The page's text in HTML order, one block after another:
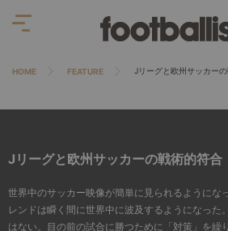
HOME FEATURE Jリーグと欧州サッカー
Jリーグと欧州サッカーの戦術的符合
世界中のサッカー映像が簡単に見られるようにな
レンドは瞬く間に世界中に波及するようになった
はない。目の前の試合に勝つために「対策」を繰